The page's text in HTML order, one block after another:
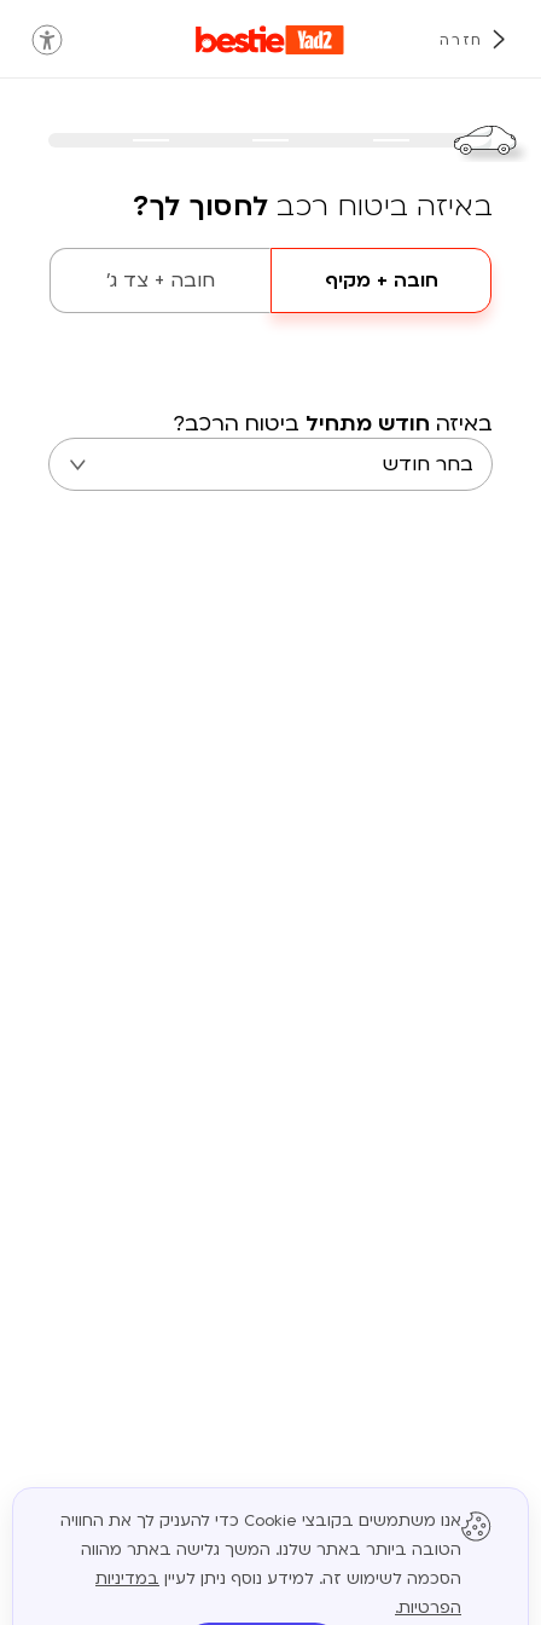
חזרה
באיזה ביטוח רכב לחסוך לך?
חובה + מקיף חובה + צד ג'
באיזה חודש מתחיל ביטוח הרכב?
המשך
אנו משתמשים בקובצי Cookie כדי להעניק לך את החוויה
הטובה ביותר באתר שלנו. המשך גלישה באתר מהווה
הסכמה לשימוש זה. למידע נוסף ניתן לעיין במדיניות
הפרטיות.